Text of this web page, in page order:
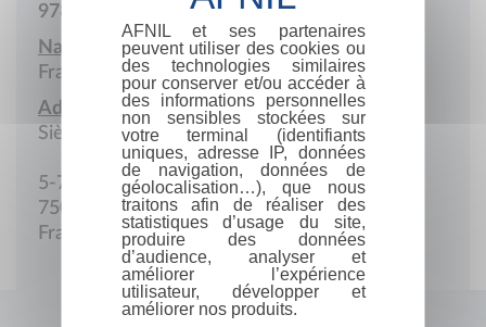
978-2-7180
Nationalité :
France
Adresse :
Siège social
5-7, rue des Grands-Augustins
75006 Paris
France
AFNIL et ses partenaires
peuvent utiliser des cookies ou
des technologies similaires
pour conserver et/ou accéder à
des informations personnelles
non sensibles stockées sur
votre terminal (identifiants
uniques, adresse IP, données
de navigation, données de
géolocalisation…), que nous
traitons afin de réaliser des
statistiques d’usage du site,
produire des données
d’audience, analyser et
améliorer l’expérience
utilisateur, développer et
améliorer nos produits.